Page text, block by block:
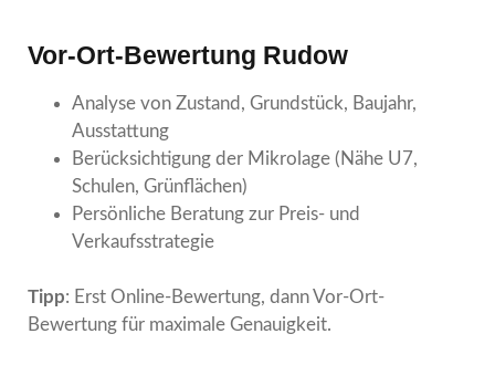
Vor-Ort-Bewertung Rudow
Analyse von Zustand, Grundstück, Baujahr,
Ausstattung
Berücksichtigung der Mikrolage (Nähe U7,
Schulen, Grünflächen)
Persönliche Beratung zur Preis- und
Verkaufsstrategie
Tipp: Erst Online-Bewertung, dann Vor-Ort-
Bewertung für maximale Genauigkeit.